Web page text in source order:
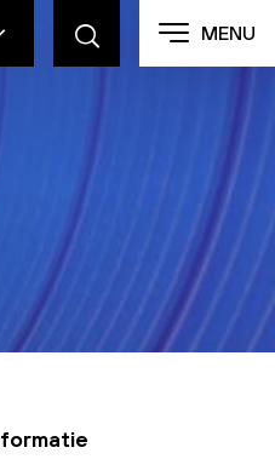
MENU